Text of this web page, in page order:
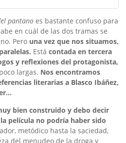
pantano es bastante confuso para
en cuál de las dos tramas se
Pero una vez que nos situamos,
Está contada en tercera
y reflexiones del protagonista,
largas. Nos encontramos
literarias a Blasco Ibáñez,
bien construido y debo decir
película no podría haber sido
metódico hasta la saciedad,
del menudeo de la droga y